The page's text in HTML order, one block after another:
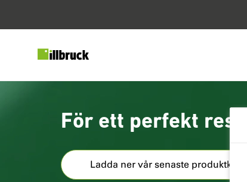
För ett perfekt
Ladda ner vår senaste